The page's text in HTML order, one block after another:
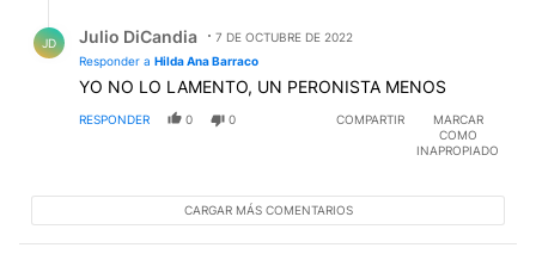
JD Julio DiCandia
7 DE OCTUBRE DE 2022
Responder a Hilda Ana Barraco
YO NO LO LAMENTO, UN PERONISTA MENOS
RESPONDER 0 0 COMPARTIR
MARCAR
COMO
INAPROPIADO
CARGAR MÁS COMENTARIOS